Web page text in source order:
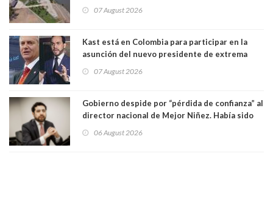
07 August 2026
Kast está en Colombia para participar en la
asunción del nuevo presidente de extrema
07 August 2026
Gobierno despide por “pérdida de confianza” al
director nacional de Mejor Niñez. Había sido
06 August 2026